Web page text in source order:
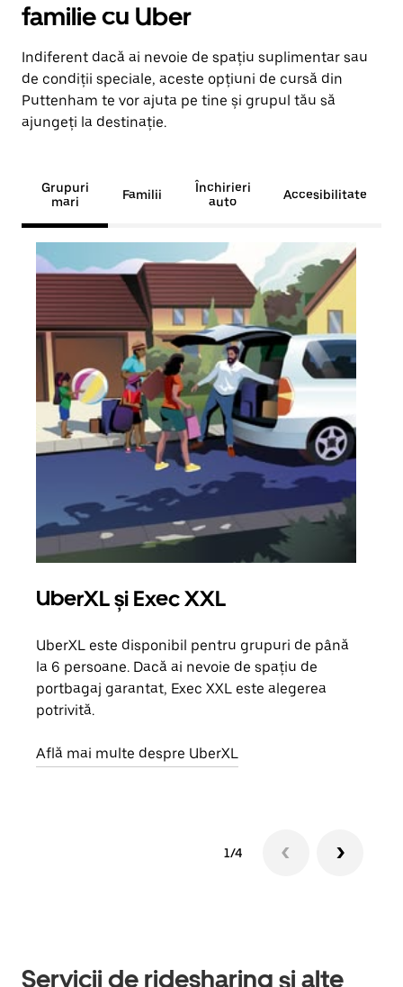
familie cu Uber
Indiferent dacă ai nevoie de spațiu suplimentar sau
de condiții speciale, aceste opțiuni de cursă din
Puttenham te vor ajuta pe tine și grupul tău să
ajungeți la destinație.
Grupuri
mari
Familii
Închirieri
auto
Accesibilitate
UberXL și Exec XXL
UberXL este disponibil pentru grupuri de până
la 6 persoane. Dacă ai nevoie de spațiu de
portbagaj garantat, Exec XXL este alegerea
potrivită.
Află mai multe despre UberXL
1/4
Servicii de ridesharing și alte